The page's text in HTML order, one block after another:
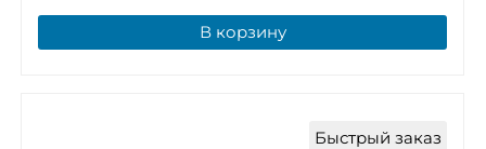
В корзину
Быстрый заказ